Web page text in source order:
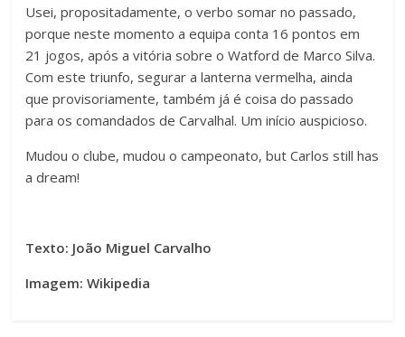
Usei, propositadamente, o verbo somar no passado,
porque neste momento a equipa conta 16 pontos em
21 jogos, após a vitória sobre o Watford de Marco Silva.
Com este triunfo, segurar a lanterna vermelha, ainda
que provisoriamente, também já é coisa do passado
para os comandados de Carvalhal. Um início auspicioso.
Mudou o clube, mudou o campeonato, but Carlos still has
a dream!
Texto: João Miguel Carvalho
Imagem: Wikipedia